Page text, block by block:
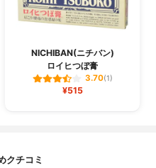
NICHIBAN(ニチバン)
ロイヒつぼ膏
3.70(1)
¥515
クチコミ